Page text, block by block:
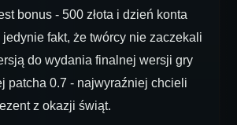
bonus - 500 złota i dzień konta
fakt, że twórcy nie zaczekali
do wydania finalnej wersji gry
patcha 0.7 - najwyraźniej chcieli
z okazji świąt.